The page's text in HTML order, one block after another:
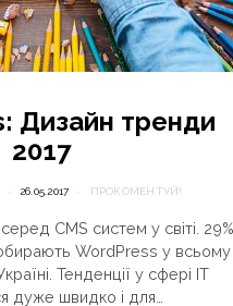
Дизайн тренди
2017
26.05.2017 ПРОКОМЕНТУЙ!
CMS систем у світі. 29%
WordPress у всьому
Тенденції у сфері IT
дуже швидко і для…